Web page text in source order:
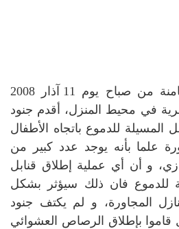
هذا وفي الساعة الثامنة من صباح يوم 11 آذار 2008
في محيط المنزل، أقدم جنود
المسيلة للدموع باتجاه الأطفال
علما بأنه يوجد عدد كبير من
و أن أي عملية إطلاق قنابل
للدموع فان ذلك سيؤثر بشكل
المجاورة، و لم يكتف جنود
قاموا بإطلاق الرصاص العشوائي